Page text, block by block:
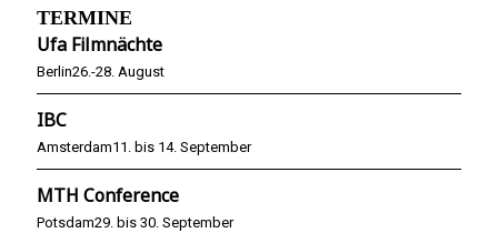
TERMINE
Ufa Filmnächte
Berlin26.-28. August
IBC
Amsterdam11. bis 14. September
MTH Conference
Potsdam29. bis 30. September